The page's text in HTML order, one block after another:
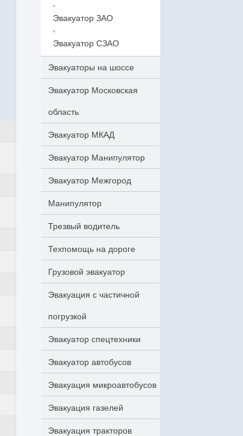
Эвакуатор ЗАО
Эвакуатор СЗАО
Эвакуаторы на шоссе
Эвакуатор Московская
область
Эвакуатор МКАД
Эвакуатор Манипулятор
Эвакуатор Межгород
Манипулятор
Трезвый водитель
Техпомощь на дороге
Грузовой эвакуатор
Эвакуация с частичной
погрузкой
Эвакуатор спецтехники
Эвакуатор автобусов
Эвакуация микроавтобусов
Эвакуация газелей
Эвакуация тракторов